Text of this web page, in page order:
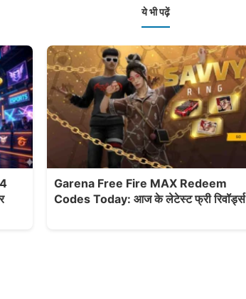
ये भी पढ़ें
Garena Free Fire MAX Redeem
Codes Today: आज के लेटेस्ट फ्री रिवॉर्ड्स